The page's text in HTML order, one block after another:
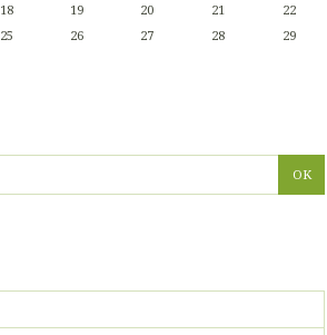
18 19 20 21
22
25 26 27 28
29